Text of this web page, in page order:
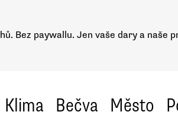
Bez paywallu. Jen vaše dary a naše
Klima Bečva Město